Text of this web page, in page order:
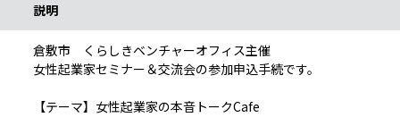
説明
倉敷市 くらしきベンチャーオフィス主催
女性起業家セミナー＆交流会の参加申込手続です。
【テーマ】女性起業家の本音トークCafe